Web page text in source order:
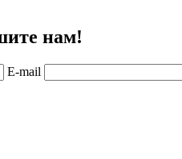
нам!
E-mail